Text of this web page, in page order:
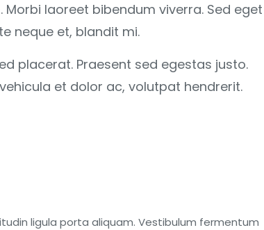
laoreet bibendum viverra. Sed eget
neque et, blandit mi.
placerat. Praesent sed egestas justo.
et dolor ac, volutpat hendrerit.
ligula porta aliquam. Vestibulum fermentum